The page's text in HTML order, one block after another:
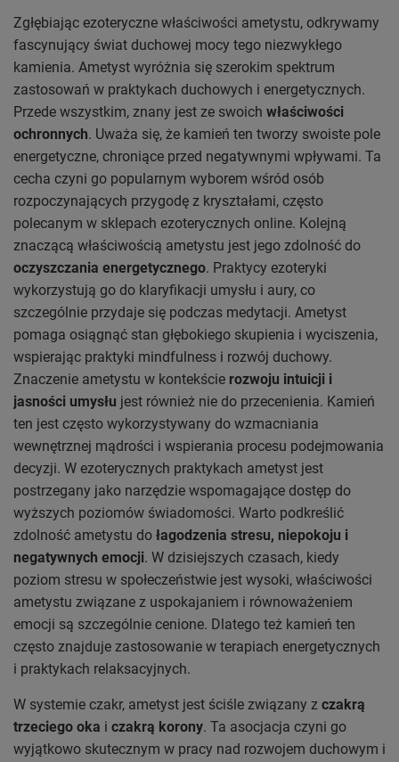
Zgłębiając ezoteryczne właściwości ametystu, odkrywamy
fascynujący świat duchowej mocy tego niezwykłego
kamienia. Ametyst wyróżnia się szerokim spektrum
zastosowań w praktykach duchowych i energetycznych.
Przede wszystkim, znany jest ze swoich właściwości
ochronnych. Uważa się, że kamień ten tworzy swoiste pole
energetyczne, chroniące przed negatywnymi wpływami. Ta
cecha czyni go popularnym wyborem wśród osób
rozpoczynających przygodę z kryształami, często
polecanym w sklepach ezoterycznych online. Kolejną
znaczącą właściwością ametystu jest jego zdolność do
oczyszczania energetycznego. Praktycy ezoteryki
wykorzystują go do klaryfikacji umysłu i aury, co
szczególnie przydaje się podczas medytacji. Ametyst
pomaga osiągnąć stan głębokiego skupienia i wyciszenia,
wspierając praktyki mindfulness i rozwój duchowy.
Znaczenie ametystu w kontekście rozwoju intuicji i
jasności umysłu jest również nie do przecenienia. Kamień
ten jest często wykorzystywany do wzmacniania
wewnętrznej mądrości i wspierania procesu podejmowania
decyzji. W ezoterycznych praktykach ametyst jest
postrzegany jako narzędzie wspomagające dostęp do
wyższych poziomów świadomości. Warto podkreślić
zdolność ametystu do łagodzenia stresu, niepokoju i
negatywnych emocji. W dzisiejszych czasach, kiedy
poziom stresu w społeczeństwie jest wysoki, właściwości
ametystu związane z uspokajaniem i równoważeniem
emocji są szczególnie cenione. Dlatego też kamień ten
często znajduje zastosowanie w terapiach energetycznych
i praktykach relaksacyjnych.
W systemie czakr, ametyst jest ściśle związany z czakrą
trzeciego oka i czakrą korony. Ta asocjacja czyni go
wyjątkowo skutecznym w pracy nad rozwojem duchowym i